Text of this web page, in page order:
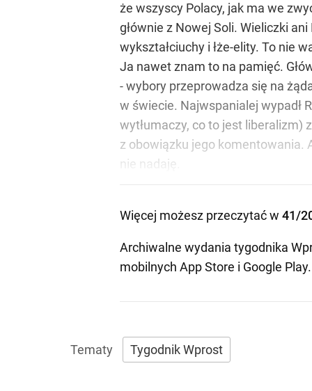
że wszyscy Polacy, jak ma we
głównie z Nowej Soli. Wieliczki
wykształciuchy i łże-elity. To nie
Ja nawet znam to na pamięć.
- wybory przeprowadza się na
w świecie. Najwspanialej wypadł
wytłumaczy, co to jest liberalizm)
z obowiązku jego komentowania.
nie nadaję.
Więcej możesz przeczytać w 41/
Archiwalne wydania tygodnika
mobilnych App Store i Google Play.
Tygodnik Wprost